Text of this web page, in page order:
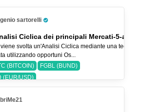
sartorelli
Trader
Ciclica dei principali Mercati-5-ago-26
svolta un'Analisi Ciclica mediante una tecnica
utilizzando opportuni Os...
(BITCOIN)
FGBL (BUND)
(EUR/USD)